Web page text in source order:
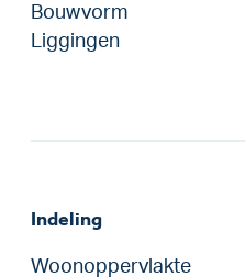
Bouwvorm
Liggingen
Indeling
Woonoppervlakte